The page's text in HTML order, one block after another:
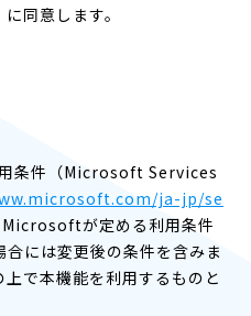
同意します。
条件（Microsoft Services
ja-jp/se
が定める利用条件
合には変更後の条件を含みま
で本機能を利用するものと